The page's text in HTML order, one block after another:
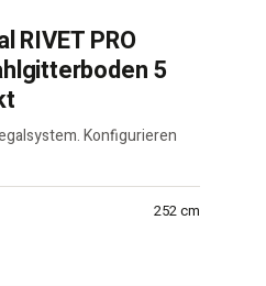
RIVET PRO
5
Konfigurieren
252 cm